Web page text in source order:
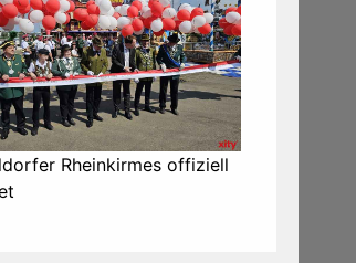
Rheinkirmes offiziell